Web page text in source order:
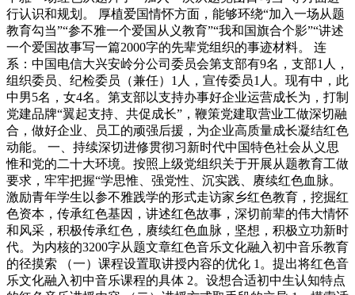
行认识和规划。 厚植爱国情怀方面，能够环绕“加入一场从题
教育勾当”“参不雅一个爱国从义教育”“我和国旗合个影”“讲述
一个爱国故事写一篇2000字的先辈党组织的事迹材料。 连
系：中国电信大兴安岭分公司委员会第支部有9名，支部1人，
组织委员、纪检委员（兼任）1人，宣传委员1人。现有中，此
中男5名，女4名。第支部以支持办事好企业运营成长为，打制
党建品牌“翼起支持、共促成长”，鞭策党建取营业工做深切融
合，做好企业、员工的顽强后援，为企业高质量成长凝结红色
动能。 一、持续深切进修贯彻习新时代中国特色社会从义思
惟和党的二十大环境。按照上级党组织关于开展从题教育工做
要求，牢牢把握“学思惟、强党性、沉实践、赓续红色血脉。
激励青年学生以参不雅践学的形式走访家乡红色教育，挖掘红
色资本，传承红色基因，讲述红色故事，深切前辈的伟大情怀
和风采，积极传承红色，赓续红色血脉，坚想，积极立功新时
代。为内核的3200字从题文章红色音乐文化融入初中音乐教育
的径摸索 （一）课程设置取讲授内容的优化 1。提出将红色音
乐文化融入初中音乐课程的具体 2。设想合适初中生认知特点